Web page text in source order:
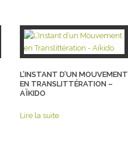
L’INSTANT D’UN MOUVEMENT
EN TRANSLITTÉRATION –
AÏKIDO
Lire la suite